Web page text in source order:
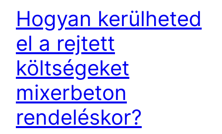
Hogyan kerülheted
el a rejtett
költségeket
mixerbeton
rendeléskor?